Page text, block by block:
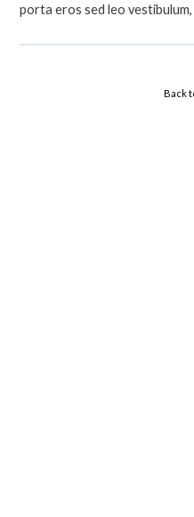
porta eros sed leo
Back